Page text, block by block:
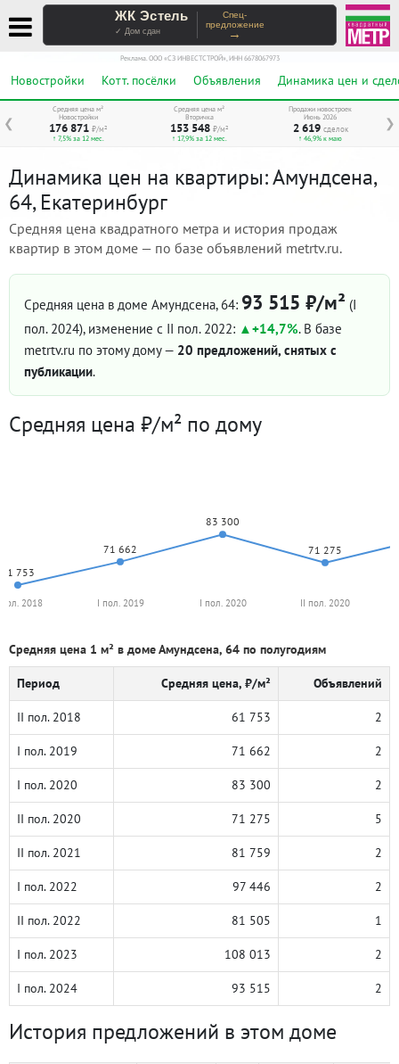
ЖК Эстель
✓ Дом сдан
Спец-
предложение
→
Реклама. ООО «СЗ ИНВЕСТСТРОЙ», ИНН 6678067973
Новостройки Котт. посёлки Объявления Динамика цен и
❮ ❯
Средняя цена м²
Новостройки
176 871 ₽/м²
↑ 7,5% за 12 мес.
Средняя цена м²
Вторичка
153 548 ₽/м²
↑ 17,9% за 12 мес.
Продажи новостроек
Июнь 2026
2 619 сделок
↑ 46,9% к маю
Динамика цен на квартиры: Амундсена,
64, Екатеринбург
Средняя цена квадратного метра и история продаж
квартир в этом доме — по базе объявлений metrtv.ru.
Средняя цена в доме Амундсена, 64: 93 515 ₽/м² (I
пол. 2024), изменение с II пол. 2022: +14,7%. В базе
metrtv.ru по этому дому — 20 предложений, снятых с
публикации.
Средняя цена ₽/м² по дому
61 753
71 662
83 300
71 275
2018 I пол. 2019 I пол. 2020 II пол. 2020
Средняя цена 1 м² в доме Амундсена, 64 по полугодиям
Период Средняя цена, ₽/м² Объявлений
II пол. 2018 61 753 2
I пол. 2019 71 662 2
I пол. 2020 83 300 2
II пол. 2020 71 275 5
II пол. 2021 81 759 2
I пол. 2022 97 446 2
II пол. 2022 81 505 1
I пол. 2023 108 013 2
I пол. 2024 93 515 2
История предложений в этом доме